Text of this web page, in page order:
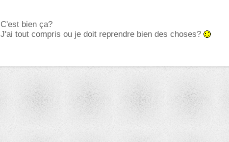
C'est bien ça?
J'ai tout compris ou je doit reprendre bien des choses?